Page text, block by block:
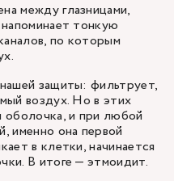
между глазницами,
тонкую
по которым
защиты: фильтрует,
воздух. Но в этих
оболочка, и при любой
именно она первой
в клетки, начинается
В итоге — этмоидит.